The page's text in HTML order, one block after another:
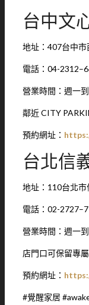
台中文
地址：407台中
電話：04-
營業時間：週一
鄰近 CITY
預約網址：
台北信
地址：110台北市
電話：02-
營業時間：週一
店門口可保留專
預約網址：
#覺醒家居